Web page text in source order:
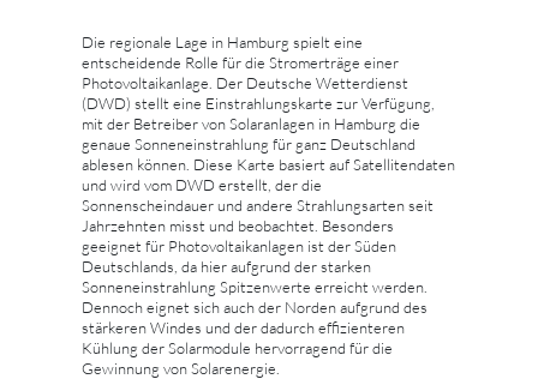
Die regionale Lage in Hamburg spielt eine
entscheidende Rolle für die Stromerträge einer
Photovoltaikanlage. Der Deutsche Wetterdienst
(DWD) stellt eine Einstrahlungskarte zur Verfügung,
mit der Betreiber von Solaranlagen in Hamburg die
genaue Sonneneinstrahlung für ganz Deutschland
ablesen können. Diese Karte basiert auf Satellitendaten
und wird vom DWD erstellt, der die
Sonnenscheindauer und andere Strahlungsarten seit
Jahrzehnten misst und beobachtet. Besonders
geeignet für Photovoltaikanlagen ist der Süden
Deutschlands, da hier aufgrund der starken
Sonneneinstrahlung Spitzenwerte erreicht werden.
Dennoch eignet sich auch der Norden aufgrund des
stärkeren Windes und der dadurch effizienteren
Kühlung der Solarmodule hervorragend für die
Gewinnung von Solarenergie.